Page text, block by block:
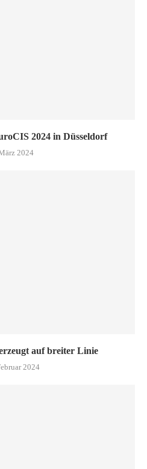
2024 in Düsseldorf
2024
auf breiter Linie
2024